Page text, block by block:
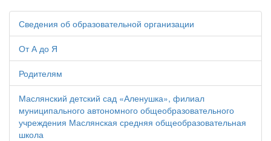
Сведения об образовательной организации
От А до Я
Родителям
Маслянский детский сад «Аленушка», филиал
муниципального автономного общеобразовательного
учреждения Маслянская средняя общеобразовательная
школа